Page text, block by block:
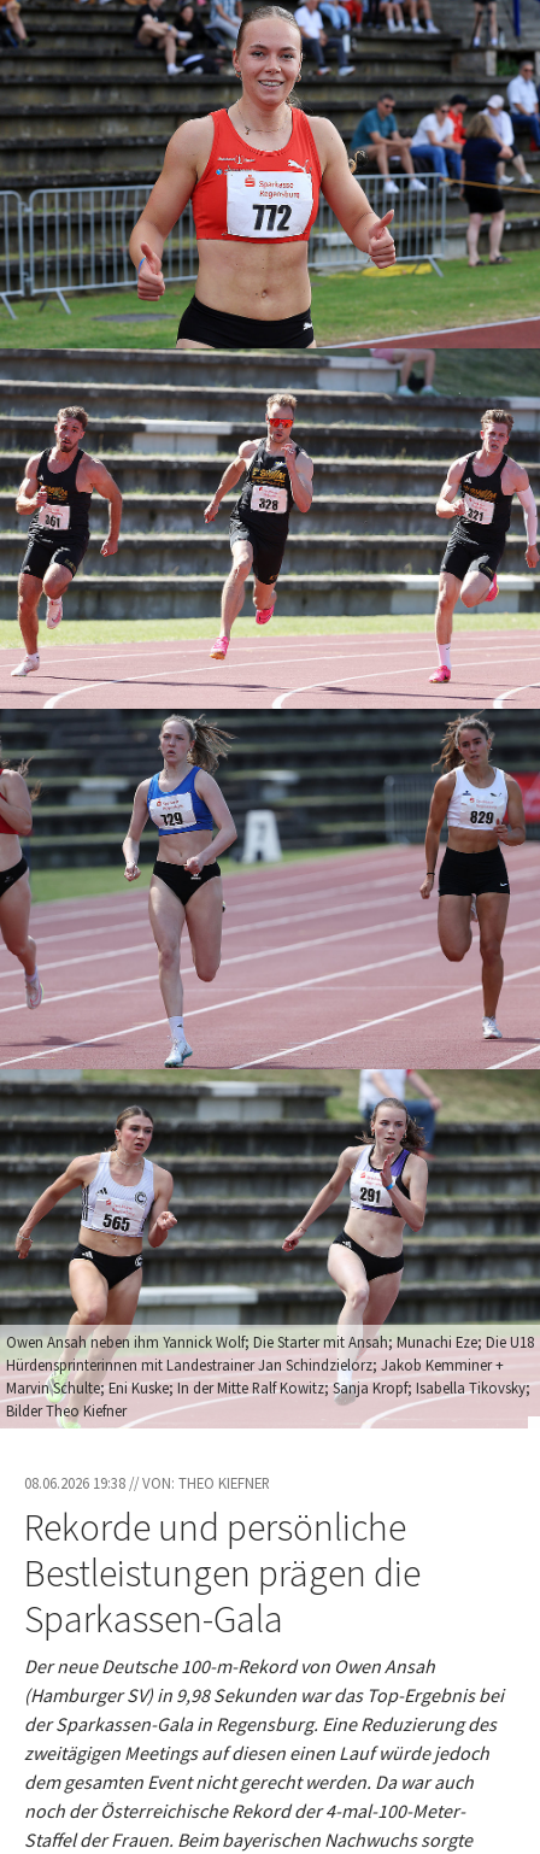
Owen Ansah neben ihm Yannick Wolf; Die Starter mit Ansah; Munachi Eze; Die U18
Hürdensprinterinnen mit Landestrainer Jan Schindzielorz; Jakob Kemminer +
Marvin Schulte; Eni Kuske; In der Mitte Ralf Kowitz; Sanja Kropf; Isabella Tikovsky;
Bilder Theo Kiefner
08.06.2026 19:38 // VON: THEO KIEFNER
Rekorde und persönliche
Bestleistungen prägen die
Sparkassen-Gala
Der neue Deutsche 100-m-Rekord von Owen Ansah
(Hamburger SV) in 9,98 Sekunden war das Top-Ergebnis bei
der Sparkassen-Gala in Regensburg. Eine Reduzierung des
zweitägigen Meetings auf diesen einen Lauf würde jedoch
dem gesamten Event nicht gerecht werden. Da war auch
noch der Österreichische Rekord der 4-mal-100-Meter-
Staffel der Frauen. Beim bayerischen Nachwuchs sorgte